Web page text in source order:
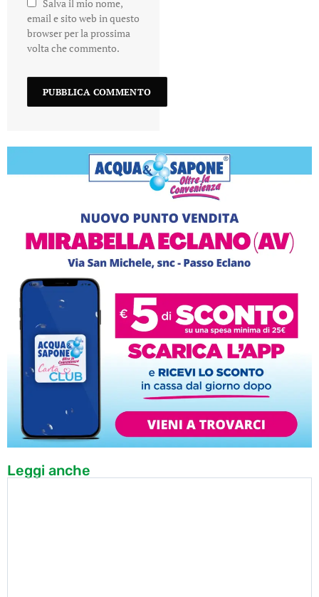
Salva il mio nome,
email e sito web in questo
browser per la prossima
volta che commento.
Leggi anche